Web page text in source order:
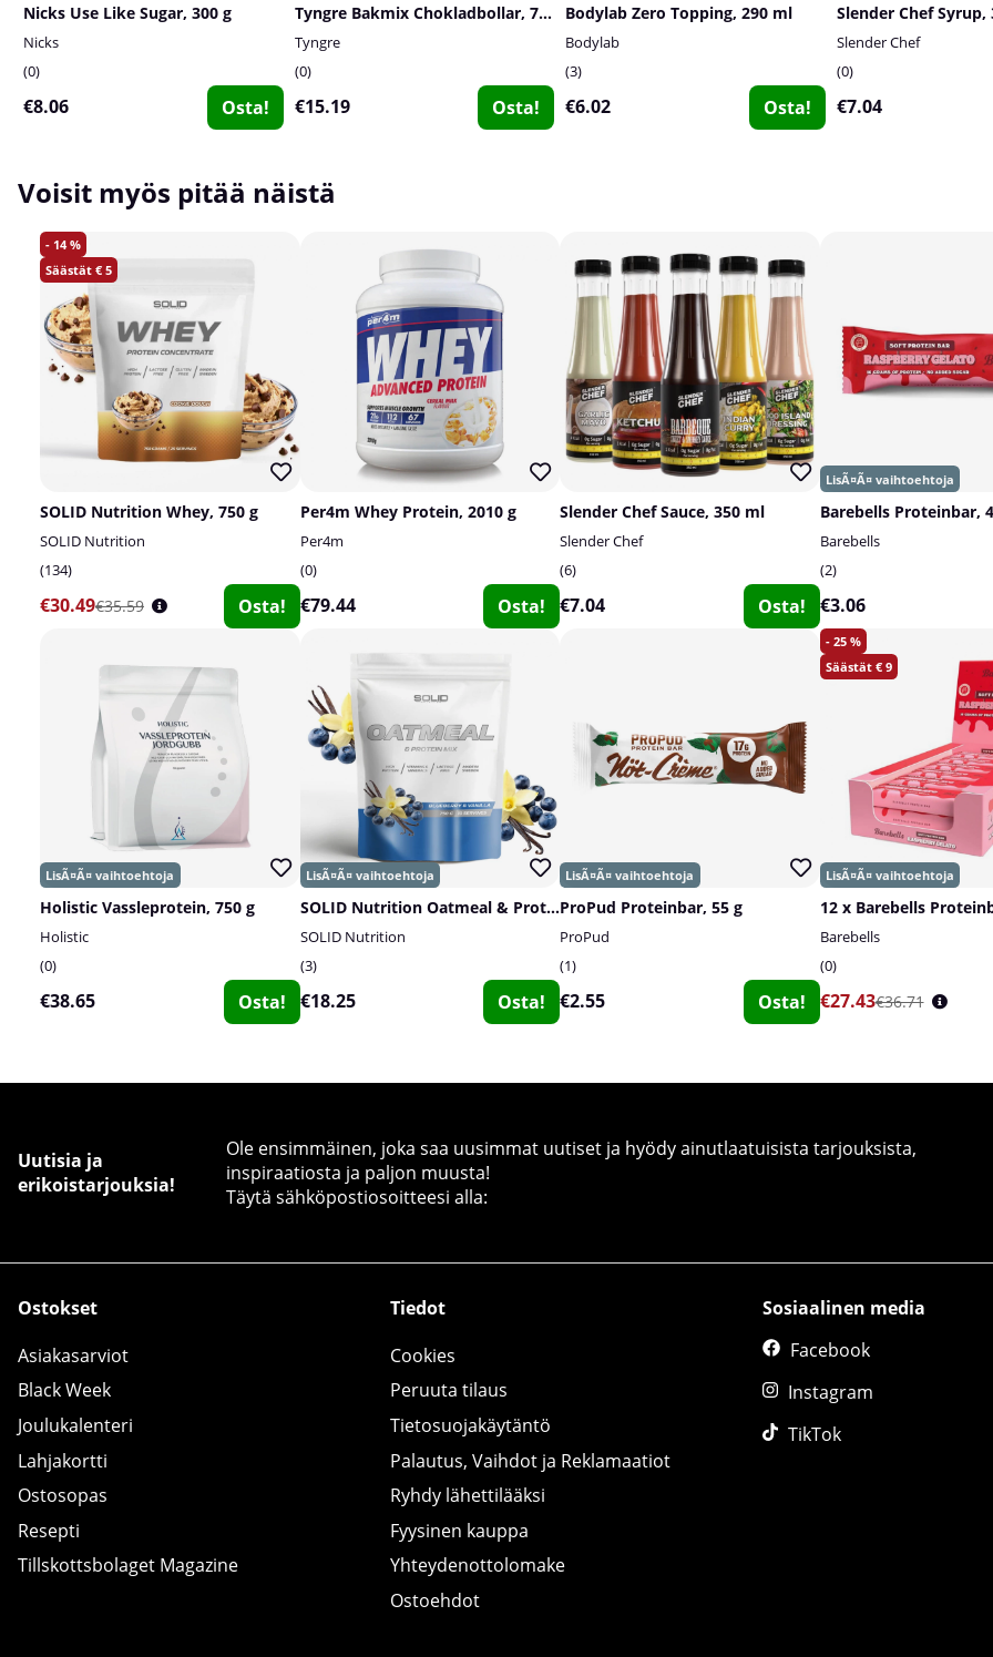
Nicks Use Like Sugar, 300 g
Nicks
0
€8.06 Osta!
Tyngre Bakmix Chokladbollar, 750 g
Tyngre
0
€15.19 Osta!
Bodylab Zero Topping, 290 ml
Bodylab
3
€6.02 Osta!
Slender Chef Syrup,
Slender Chef
0
€7.04
Voisit myös pitää näistä
14
5
SOLID Nutrition Whey, 750 g
SOLID Nutrition
134
€30.49€35.59 Osta!
Per4m Whey Protein, 2010 g
Per4m
0
€79.44 Osta!
Slender Chef Sauce, 350 ml
Slender Chef
6
€7.04 Osta!
Barebells Proteinbar,
Barebells
2
€3.06
Holistic Vassleprotein, 750 g
Holistic
0
€38.65 Osta!
SOLID Nutrition Oatmeal & Protein Mix, 750 g
SOLID Nutrition
3
€18.25 Osta!
ProPud Proteinbar, 55 g
ProPud
1
€2.55 Osta!
25
9
12 x Barebells
Barebells
0
€27.43€36.71
Uutisia ja
erikoistarjouksia!
Ole ensimmäinen, joka saa uusimmat uutiset ja hyödy ainutlaatuisista tarjouksista,
inspiraatiosta ja paljon muusta!
Täytä sähköpostiosoitteesi alla:
Ostokset
Asiakasarviot
Black Week
Joulukalenteri
Lahjakortti
Ostosopas
Resepti
Tillskottsbolaget Magazine
Tiedot
Cookies
Peruuta tilaus
Tietosuojakäytäntö
Palautus, Vaihdot ja Reklamaatiot
Ryhdy lähettilääksi
Fyysinen kauppa
Yhteydenottolomake
Ostoehdot
Sosiaalinen media
Facebook
Instagram
TikTok